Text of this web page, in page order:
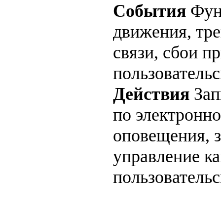
События
движения,
связи, сбои
Действия
по
оповещения,
управление